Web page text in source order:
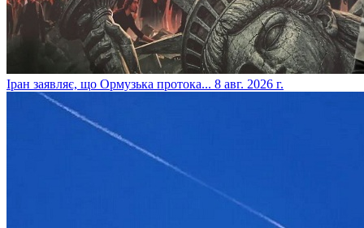
​Іран заявляє, що Ормузька протока... 8 авг. 2026 г.